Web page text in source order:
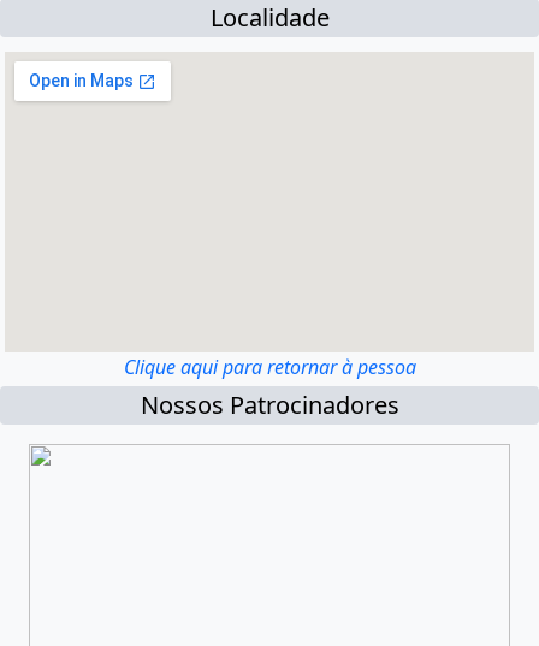
Localidade
Clique aqui para retornar à pessoa
Nossos Patrocinadores